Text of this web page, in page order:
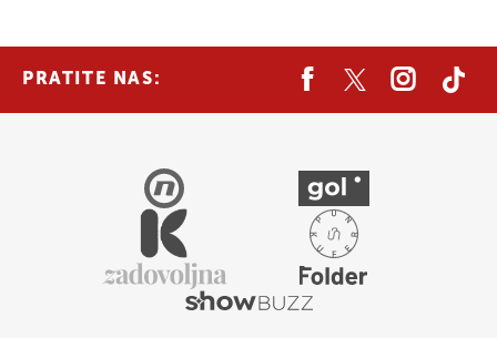
PRATITE NAS: